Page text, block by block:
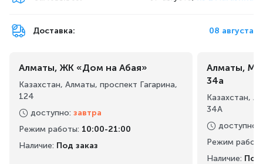
Доставка: 08 августа
Алматы, ЖК «Дом на Абая»
Казахстан, Алматы, проспект Гагарина,
124
доступно: завтра
Режим работы: 10:00-21:00
Наличие: Под заказ
Алматы,
34а
Казахстан,
34А
доступно
Режим
Наличие: Под